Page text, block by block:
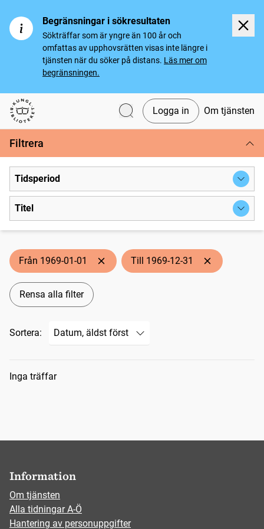
Begränsningar i sökresultaten
Sökträffar som är yngre än 100 år och
omfattas av upphovsrätten visas inte längre i
tjänsten när du söker på distans. Läs mer om
begränsningen.
Svenska tidningar
Logga in Om tjänsten
Filtrera
Tidsperiod
Titel
Från 1969-01-01 Till 1969-12-31
Rensa alla filter
Sortera:
Sökresultat
Inga träffar
Information
Om tjänsten
Alla tidningar A-Ö
Hantering av personuppgifter